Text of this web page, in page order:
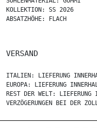
KOLLEKTION: SS 2026
ABSATZHÖHE: FLACH
VERSAND
ITALIEN: LIEFERUNG
EUROPA: LIEFERUNG
REST DER WELT: LIEFERUNG
VERZÖGERUNGEN BEI DER